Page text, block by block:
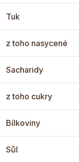
Tuk
z toho nasycené
Sacharidy
z toho cukry
Bílkoviny
Sůl